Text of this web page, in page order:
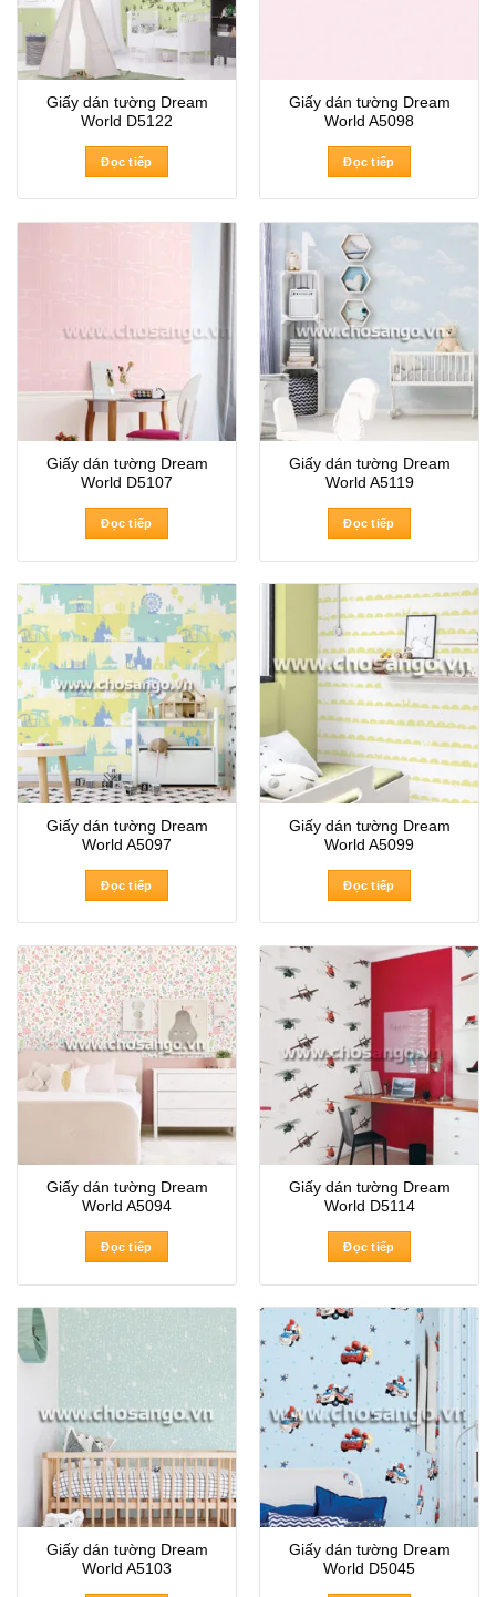
Giấy dán tường Dream
World D5122
Đọc tiếp
Giấy dán tường Dream
World A5098
Đọc tiếp
Giấy dán tường Dream
World D5107
Đọc tiếp
Giấy dán tường Dream
World A5119
Đọc tiếp
Giấy dán tường Dream
World A5097
Đọc tiếp
Giấy dán tường Dream
World A5099
Đọc tiếp
Giấy dán tường Dream
World A5094
Đọc tiếp
Giấy dán tường Dream
World D5114
Đọc tiếp
Giấy dán tường Dream
World A5103
Giấy dán tường Dream
World D5045